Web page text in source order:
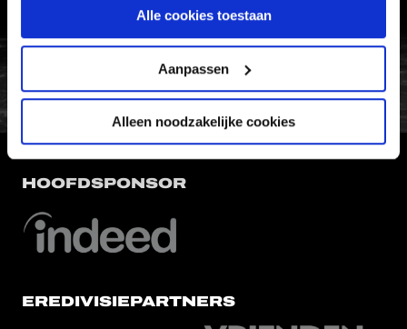
Alle cookies toestaan
Aanpassen
Alleen noodzakelijke cookies
FC Utrecht<br>vanuit<br>het
HOOFDSPONSOR
EREDIVISIEPARTNERS